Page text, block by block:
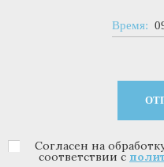
Время:
Политика
Согласен на
соответствии с